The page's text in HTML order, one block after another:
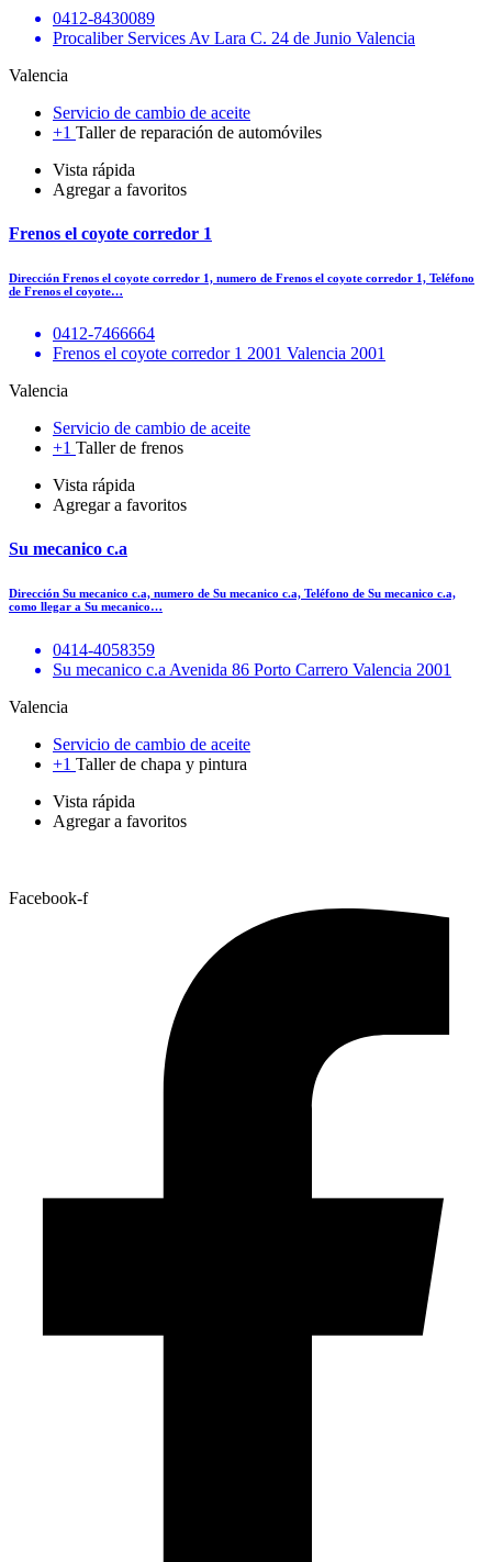
0412-8430089
Procaliber Services Av Lara C. 24 de Junio Valencia
Valencia
Servicio de cambio de aceite
+1 Taller de reparación de automóviles
Vista rápida
Agregar a favoritos
Frenos el coyote corredor 1
Dirección Frenos el coyote corredor 1, numero de Frenos el coyote corredor 1, Teléfono
de Frenos el coyote…
0412-7466664
Frenos el coyote corredor 1 2001 Valencia 2001
Valencia
Servicio de cambio de aceite
+1 Taller de frenos
Vista rápida
Agregar a favoritos
Su mecanico c.a
Dirección Su mecanico c.a, numero de Su mecanico c.a, Teléfono de Su mecanico c.a,
como llegar a Su mecanico…
0414-4058359
Su mecanico c.a Avenida 86 Porto Carrero Valencia 2001
Valencia
Servicio de cambio de aceite
+1 Taller de chapa y pintura
Vista rápida
Agregar a favoritos
Facebook-f